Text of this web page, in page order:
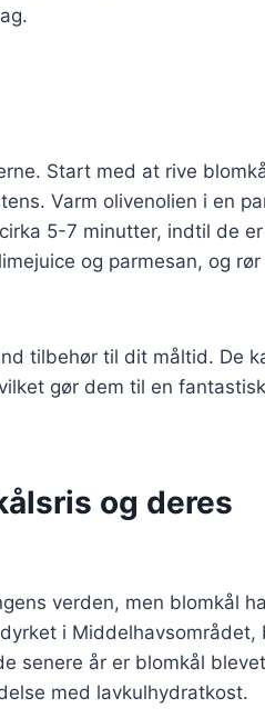
Start med at rive
Varm olivenolien i en
5-7 minutter, indtil de
og parmesan, og
tilbehør til dit måltid. De
gør dem til en
og deres
verden, men blomkål
i Middelhavsområdet,
senere år er blomkål blevet
med lavkulhydratkost.